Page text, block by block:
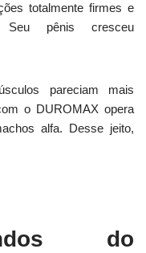
totalmente firmes e
Seu pênis cresceu
pareciam mais
o DUROMAX opera
alfa. Desse jeito,
do